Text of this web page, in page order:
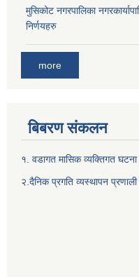
मुसिकोट नगरपालिका
निर्णयहरु
more
बिबरण संकलन
१. वडागत मासिक व्यक्तिगत
२.दैनिक प्रगति व्यस्थापन प्रणाली